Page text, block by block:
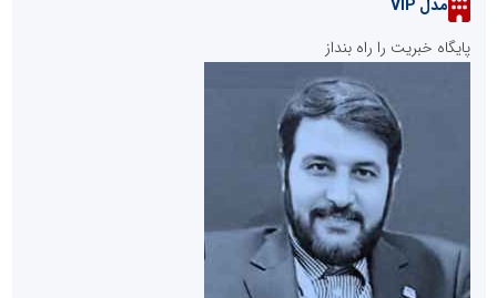
مدل VIP
پایگاه خبریت را راه بنداز